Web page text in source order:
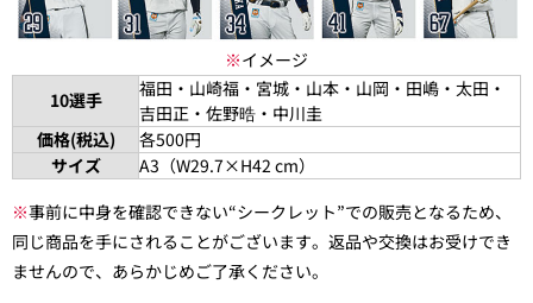
※イメージ
10選手
福田・山崎福・宮城・山本・山岡・田嶋・太田・
吉田正・佐野晧・中川圭
価格(税込)
各500円
サイズ
A3（W29.7×H42 cm）
※事前に中身を確認できない“シークレット”での販売となるため、
同じ商品を手にされることがございます。返品や交換はお受けでき
ませんので、あらかじめご了承ください。